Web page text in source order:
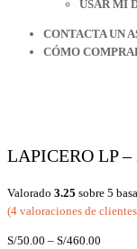
USAR MI
CONTACTA UN
CÓMO
LAPICERO LP –
Valorado 3.25 sobre 5
(4 valoraciones de
S/50.00 – S/460.00